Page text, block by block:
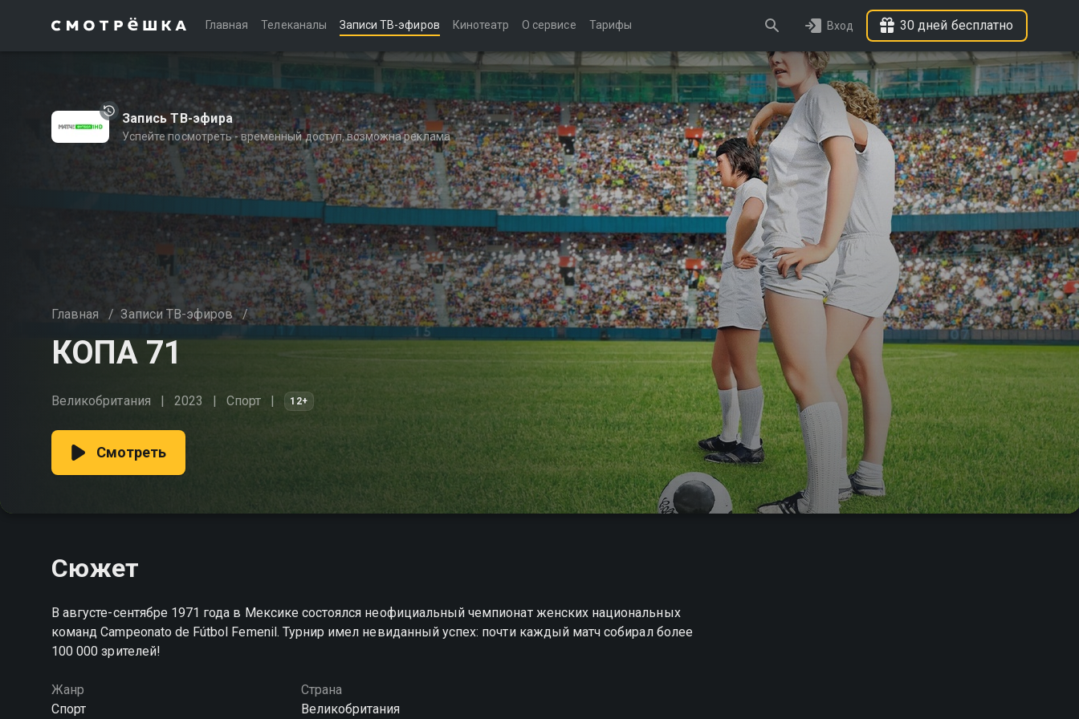
Главная Телеканалы Записи ТВ-эфиров Кинотеатр О сервисе Тарифы Вход 30 дней бесплатно
Запись ТВ-эфира
Успейте посмотреть - временный доступ, возможна реклама
Главная / Записи ТВ-эфиров /
КОПА 71
Великобритания 2023 Спорт 12+
Смотреть
Сюжет
В августе-сентябре 1971 года в Мексике состоялся неофициальный чемпионат женских национальных
команд Campeonato de Fútbol Femenil. Турнир имел невиданный успех: почти каждый матч собирал более
100 000 зрителей!
Жанр
Спорт
Страна
Великобритания